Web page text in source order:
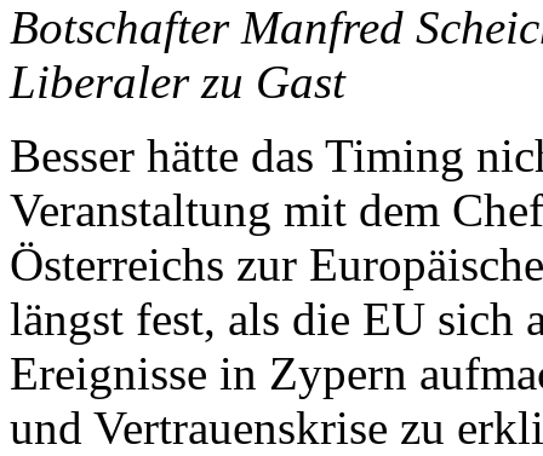
Botschafter Manfred
Liberaler zu Gast
Besser hätte das Timing
Veranstaltung mit dem
Österreichs zur
längst fest, als die EU sich
Ereignisse in Zypern
und Vertrauenskrise zu